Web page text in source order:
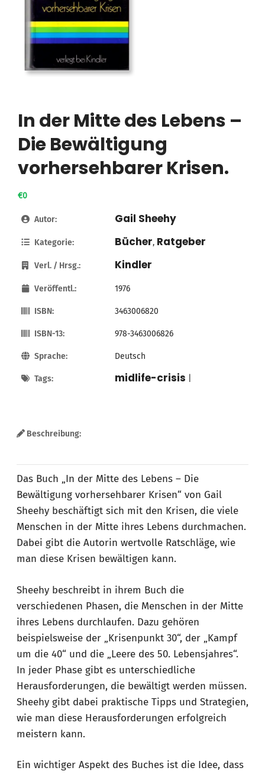
In der Mitte des Lebens –
Die Bewältigung
vorhersehbarer Krisen.
€0
Autor: Gail Sheehy
Kategorie: Bücher, Ratgeber
Verl. / Hrsg.: Kindler
Veröffentl.: 1976
ISBN: 3463006820
ISBN-13: 978-3463006826
Sprache: Deutsch
Tags: midlife-crisis
Beschreibung:
Das Buch „In der Mitte des Lebens – Die
Bewältigung vorhersehbarer Krisen“ von Gail
Sheehy beschäftigt sich mit den Krisen, die viele
Menschen in der Mitte ihres Lebens durchmachen.
Dabei gibt die Autorin wertvolle Ratschläge, wie
man diese Krisen bewältigen kann.
Sheehy beschreibt in ihrem Buch die
verschiedenen Phasen, die Menschen in der Mitte
ihres Lebens durchlaufen. Dazu gehören
beispielsweise der „Krisenpunkt 30“, der „Kampf
um die 40“ und die „Leere des 50. Lebensjahres“.
In jeder Phase gibt es unterschiedliche
Herausforderungen, die bewältigt werden müssen.
Sheehy gibt dabei praktische Tipps und Strategien,
wie man diese Herausforderungen erfolgreich
meistern kann.
Ein wichtiger Aspekt des Buches ist die Idee, dass